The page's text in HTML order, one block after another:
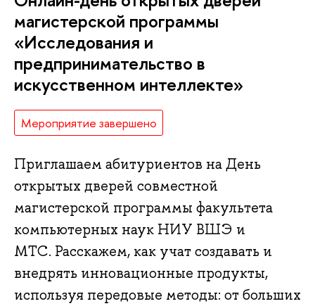
магистерской программы
«Исследования и
предпринимательство в
искусственном интеллекте»
Мероприятие завершено
Приглашаем абитуриентов на День
открытых дверей совместной
магистерской программы факультета
компьютерных наук НИУ ВШЭ и
МТС. Расскажем, как учат создавать и
внедрять инновационные продукты,
используя передовые методы: от больших